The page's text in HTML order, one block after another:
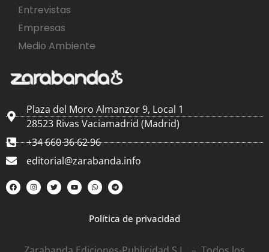
Entrevistas
Empresas
Medio Ambiente
Plaza del Moro Almanzor 9, Local 1
28523 Rivas Vaciamadrid (Madrid)
+34 660 36 62 96
editorial@zarabanda.info
Política de privacidad